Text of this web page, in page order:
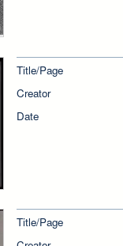
Title/Page
Creator
Date
Title/Page